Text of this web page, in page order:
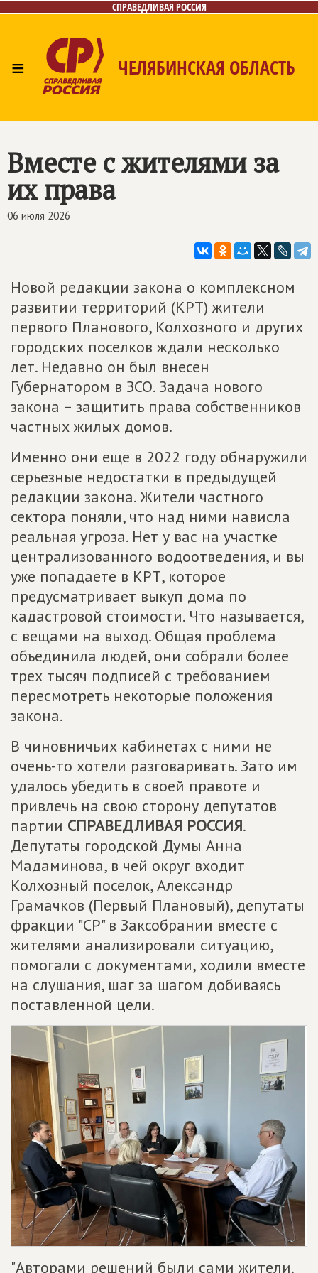
СПРАВЕДЛИВАЯ РОССИЯ
≡ ЧЕЛЯБИНСКАЯ ОБЛАСТЬ
Вместе с жителями за
их права
06 июля 2026
Новой редакции закона о комплексном
развитии территорий (КРТ) жители
первого Планового, Колхозного и других
городских поселков ждали несколько
лет. Недавно он был внесен
Губернатором в ЗСО. Задача нового
закона – защитить права собственников
частных жилых домов.
Именно они еще в 2022 году обнаружили
серьезные недостатки в предыдущей
редакции закона. Жители частного
сектора поняли, что над ними нависла
реальная угроза. Нет у вас на участке
централизованного водоотведения, и вы
уже попадаете в КРТ, которое
предусматривает выкуп дома по
кадастровой стоимости. Что называется,
с вещами на выход. Общая проблема
объединила людей, они собрали более
трех тысяч подписей с требованием
пересмотреть некоторые положения
закона.
В чиновничьих кабинетах с ними не
очень-то хотели разговаривать. Зато им
удалось убедить в своей правоте и
привлечь на свою сторону депутатов
партии СПРАВЕДЛИВАЯ РОССИЯ.
Депутаты городской Думы Анна
Мадаминова, в чей округ входит
Колхозный поселок, Александр
Грамачков (Первый Плановый), депутаты
фракции "СР" в Заксобрании вместе с
жителями анализировали ситуацию,
помогали с документами, ходили вместе
на слушания, шаг за шагом добиваясь
поставленной цели.
"Авторами решений были сами жители.